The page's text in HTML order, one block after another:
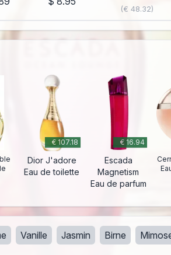
(€ 48.32)
€ 107.18
Dior J'adore
Eau de toilette
€ 16.94
Escada
Magnetism
Eau de parfum
Vanille Jasmin Birne